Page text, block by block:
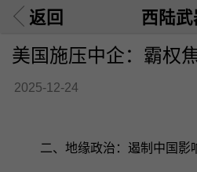
返回 西陆武
美国施压中企：霸权
2025-12-24
二、地缘政治：遏制中国影